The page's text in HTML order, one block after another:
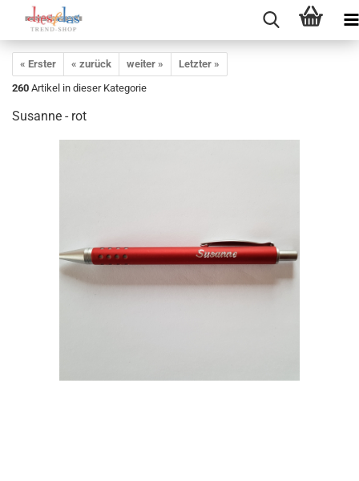
« Erster « zurück weiter »
Letzter »
260 Artikel in dieser Kategorie
Susanne - rot